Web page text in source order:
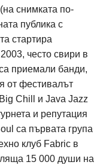
(на снимката по-
публика с
стартира
често свири в
приемали банди,
от фестивалът
Chill и Java Jazz
и репутация
са първата група
клуб Fabric в
15 000 души на